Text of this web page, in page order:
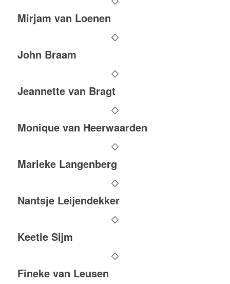
Mirjam van Loenen
John Braam
Jeannette van Bragt
Monique van Heerwaarden
Marieke Langenberg
Nantsje Leijendekker
Keetie Sijm
Fineke van Leusen